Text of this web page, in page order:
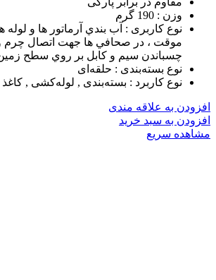
وزن : 190 گرم
نوع کاربری : آب بندي آرماتور ها و لوله
موقت ، در صحافي ها جهت اتصال چرم
چسباندن سيم و كابل بر روي سطح
نوع بسته‌بندی : حلقه‌ای
نوع کاربرد : بسته‌بندی , لوله‌کشی , کاغذ
افزودن به علاقه مندی
افزودن به سبد خرید
مشاهده سریع